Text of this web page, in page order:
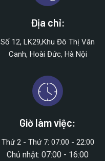
Địa chỉ:
Số 12, LK29,Khu Đô Thị Vân
Canh, Hoài Đức, Hà Nội
Giờ làm việc:
Thứ 2 - Thứ 7: 07:00 - 22:00
Chủ nhật: 07:00 - 16:00